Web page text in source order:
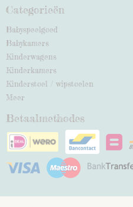
Categorieën
Babyspeelgoed
Babykamers
Kinderwagens
Kinderkamers
Kinderstoel / wipstoelen
Meer
Betaalmethodes